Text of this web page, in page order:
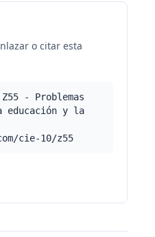
o citar esta
- Problemas
educación y la
cie-10/z55